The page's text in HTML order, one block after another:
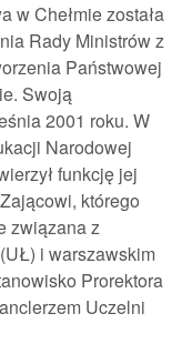
w Chełmie została
Rady Ministrów z
Państwowej
Swoją
2001 roku. W
Narodowej
funkcję jej
którego
związana z
i warszawskim
Prorektora
Uczelni